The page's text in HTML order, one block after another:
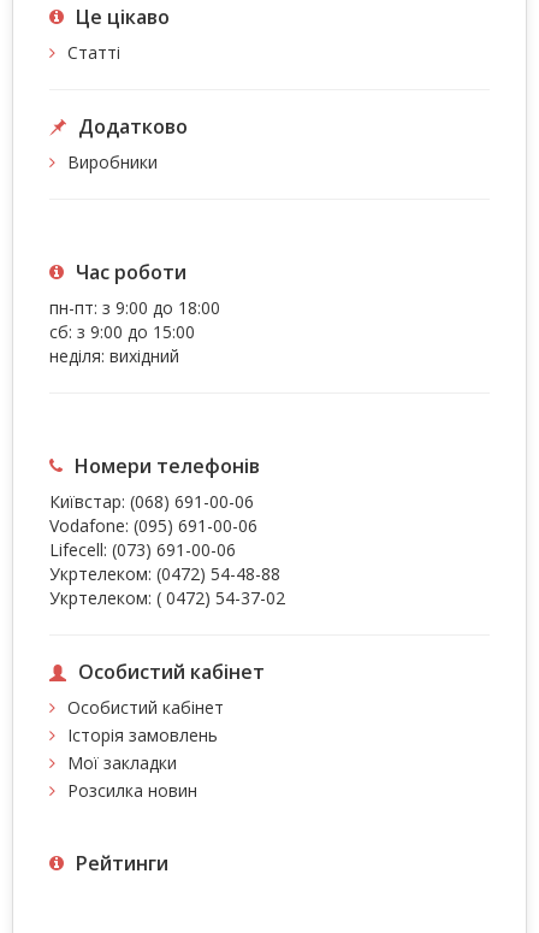
Це цiкаво
Статті
Додатково
Виробники
Час роботи
пн-пт: з 9:00 до 18:00
сб: з 9:00 до 15:00
неділя: вихідний
Номери телефонів
Київстар: (068) 691-00-06
Vodafone: (095) 691-00-06
Lifecell: (073) 691-00-06
Укртелеком: (0472) 54-48-88
Укртелеком: ( 0472) 54-37-02
Особистий кабінет
Особистий кабінет
Історія замовлень
Мої закладки
Розсилка новин
Рейтинги